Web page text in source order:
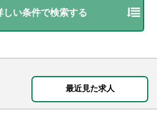
しい条件で検索する
最近見た求人